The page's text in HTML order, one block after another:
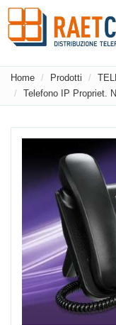
Home Prodotti
Telefono IP Propriet.